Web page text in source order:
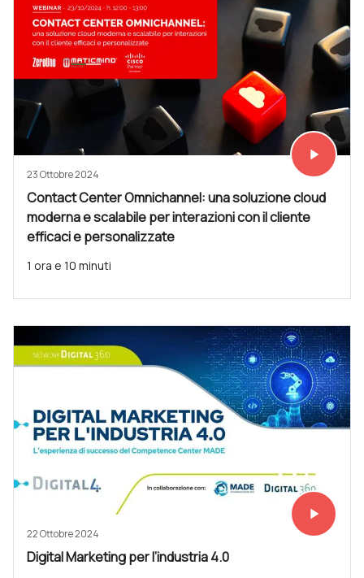
Vedi subito
play_arrow
23 Ottobre 2024
Contact Center Omnichannel: una soluzione cloud
moderna e scalabile per interazioni con il cliente
efficaci e personalizzate
1 ora e 10 minuti
Vedi subito
play_arrow
22 Ottobre 2024
Digital Marketing per l’industria 4.0